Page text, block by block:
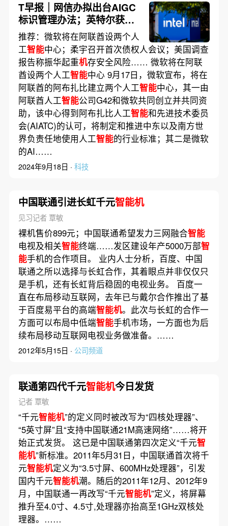
T早报｜网信办拟出台AIGC
标识管理办法；英特尔获亚
马逊数十亿美元代工订单；
微软、贝莱德筹建AI基建基
金
推荐：微软将在阿联酋设两个人
工智能中心；柔宇召开首次债权人会议；美国调查
报告称振华起重机存安全风险…… 微软将在阿联
酋设两个人工智能中心 9月17日，微软宣布，将在
阿联酋的阿布扎比建立两个人工智能中心，其一由
阿联酋人工智能公司G42和微软共同创立并共同资
助，该中心得到阿布扎比人工智能和先进技术委员
会(AIATC)的认可，将制定和推进中东以及南方世
界负责任地使用人工智能的行业标准；其二是微软
的AI……
2024年9月18日 · 科技
中国联通引进长虹千元智能机
见习记者 覃敏
裸机售价899元；中国联通希望发力三网融合智能
电视及相关智能终端……发区建设年产5000万部智
能手机的合作项目。 业内人士分析，百度、中国
联通之所以选择与长虹合作，其着眼点并非仅仅只
是手机，还有长虹背后稳固的电视业务。 百度一
直在布局移动互联网，去年已与戴尔合作推出了基
于百度易平台的高端智能机。此次与长虹的合作一
方面可以布局中低端智能手机市场，一方面也为后
续布局移动互联网电视业务做准备。……
2012年5月15日 · 公司频道
联通第四代千元智能机今日发货
记者 覃敏
“千元智能机”的定义同时被改写为“四核处理器”、
“5英寸屏”且“支持中国联通21M高速网络”……将开
始正式发货。 这已是中国联通第四次定义“千元智
能机”新标准。2011年5月31日，中国联通首次将千
元智能机定义为“3.5寸屏、600MHz处理器”，引发
国内千元智能机潮。随后的2011年12月、2012年9
月，中国联通一再改写“千元智能机”定义，将屏幕
推升至4.0寸、4.5寸,处理器亦抬高至1GHz双核处
理器。……